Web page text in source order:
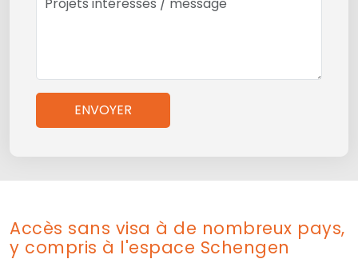
ENVOYER
Accès sans visa à de nombreux pays,
y compris à l'espace Schengen